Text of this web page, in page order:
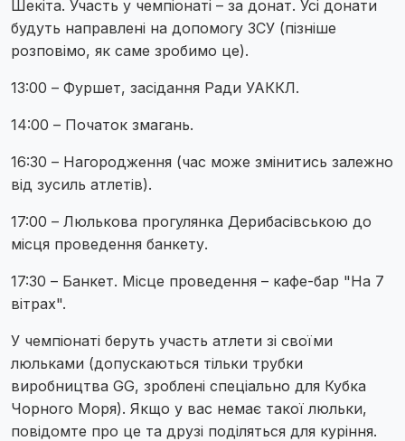
Шекіта. Участь у чемпіонаті – за донат. Усі донати
будуть направлені на допомогу ЗСУ (пізніше
розповімо, як саме зробимо це).
13:00 – Фуршет, засідання Ради УАККЛ.
14:00 – Початок змагань.
16:30 – Нагородження (час може змінитись залежно
від зусиль атлетів).
17:00 – Люлькова прогулянка Дерибасівською до
місця проведення банкету.
17:30 – Банкет. Місце проведення – кафе-бар "На 7
вітрах".
У чемпіонаті беруть участь атлети зі своїми
люльками (допускаються тільки трубки
виробництва GG, зроблені спеціально для Кубка
Чорного Моря). Якщо у вас немає такої люльки,
повідомте про це та друзі поділяться для куріння.